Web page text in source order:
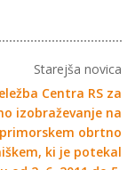
Starejša novica
Centra RS za
izobraževanje na
primorskem obrtno
ki je potekal